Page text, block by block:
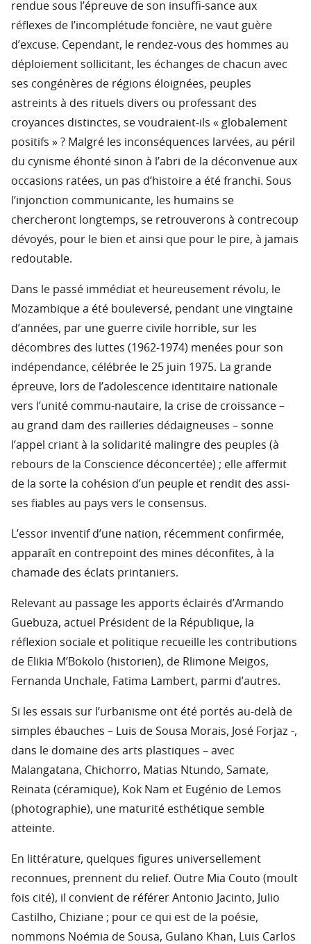
rendue sous l’épreuve de son insuffi-sance aux
réflexes de l’incomplétude foncière, ne vaut guère
d’excuse. Cependant, le rendez-vous des hommes au
déploiement sollicitant, les échanges de chacun avec
ses congénères de régions éloignées, peuples
astreints à des rituels divers ou professant des
croyances distinctes, se voudraient-ils « globalement
positifs » ? Malgré les inconséquences larvées, au péril
du cynisme éhonté sinon à l’abri de la déconvenue aux
occasions ratées, un pas d’histoire a été franchi. Sous
l’injonction communicante, les humains se
chercheront longtemps, se retrouverons à contrecoup
dévoyés, pour le bien et ainsi que pour le pire, à jamais
redoutable.
Dans le passé immédiat et heureusement révolu, le
Mozambique a été bouleversé, pendant une vingtaine
d’années, par une guerre civile horrible, sur les
décombres des luttes (1962-1974) menées pour son
indépendance, célébrée le 25 juin 1975. La grande
épreuve, lors de l’adolescence identitaire nationale
vers l’unité commu-nautaire, la crise de croissance –
au grand dam des railleries dédaigneuses – sonne
l’appel criant à la solidarité malingre des peuples (à
rebours de la Conscience déconcertée) ; elle affermit
de la sorte la cohésion d’un peuple et rendit des assi-
ses fiables au pays vers le consensus.
L’essor inventif d’une nation, récemment confirmée,
apparaît en contrepoint des mines déconfites, à la
chamade des éclats printaniers.
Relevant au passage les apports éclairés d’Armando
Guebuza, actuel Président de la République, la
réflexion sociale et politique recueille les contributions
de Elikia M’Bokolo (historien), de Rlimone Meigos,
Fernanda Unchale, Fatima Lambert, parmi d’autres.
Si les essais sur l’urbanisme ont été portés au-delà de
simples ébauches – Luis de Sousa Morais, José Forjaz -,
dans le domaine des arts plastiques – avec
Malangatana, Chichorro, Matias Ntundo, Samate,
Reinata (céramique), Kok Nam et Eugénio de Lemos
(photographie), une maturité esthétique semble
atteinte.
En littérature, quelques figures universellement
reconnues, prennent du relief. Outre Mia Couto (moult
fois cité), il convient de référer Antonio Jacinto, Julio
Castilho, Chiziane ; pour ce qui est de la poésie,
nommons Noémia de Sousa, Gulano Khan, Luis Carlos